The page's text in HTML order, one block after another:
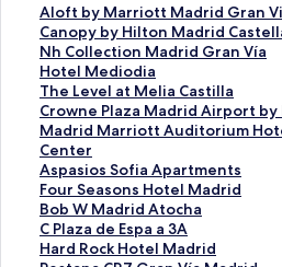
Aloft by Marriott Madrid Gran
A
l
o
f
t
b
y
M
a
r
r
i
o
Canopy by Hilton Madrid
C
a
n
o
p
y
b
y
H
i
l
t
Nh Collection Madrid Gran Vía
N
h
C
o
l
l
e
c
t
i
o
Hotel Mediodia
H
o
t
e
l
M
e
d
i
o
The Level at Melia Castilla
T
h
e
L
e
v
e
l
a
Crowne Plaza Madrid Airport by
C
r
o
w
n
e
P
l
Madrid Marriott Auditorium
Center
M
a
d
r
i
d
M
Aspasios Sofia Apartments
A
s
p
a
s
Four Seasons Hotel Madrid
F
o
u
r
Bob W Madrid Atocha
B
o
b
C Plaza de Espa a 3A
C
P
Hard Rock Hotel Madrid
H